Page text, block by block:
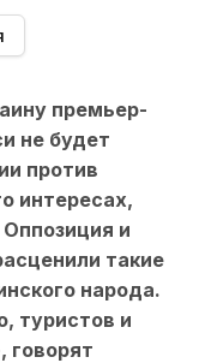
премьер-
не будет
против
интересах,
и
такие
народа.
туристов и
говорят